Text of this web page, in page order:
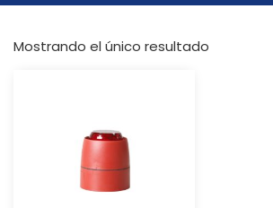
Mostrando el único resultado